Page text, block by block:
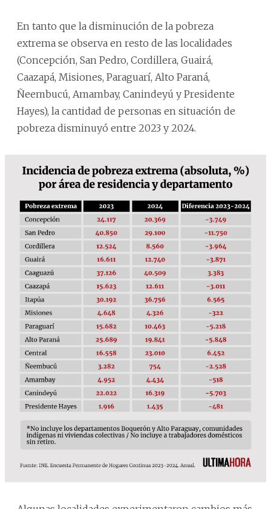
En tanto que la disminución de la pobreza
extrema se observa en resto de las localidades
(Concepción, San Pedro, Cordillera, Guairá,
Caazapá, Misiones, Paraguarí, Alto Paraná,
Ñeembucú, Amambay, Canindeyú y Presidente
Hayes), la cantidad de personas en situación de
pobreza disminuyó entre 2023 y 2024.